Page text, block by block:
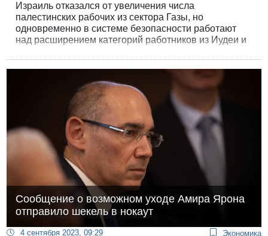
Израиль отказался от увеличения числа
палестинских рабочих из сектора Газы, но
одновременно в системе безопасности работают
над расширением категорий работников из Иудеи и
подключение к израильскому рынку труда тысяч
молодых палестинцев даст им надежду на будущее,
улучшит экономическое положение и отвадит от
Сообщение о возможном уходе Амира Ярона
отправило шекель в нокаут
4 сентября 2023, 09:29 Экономика